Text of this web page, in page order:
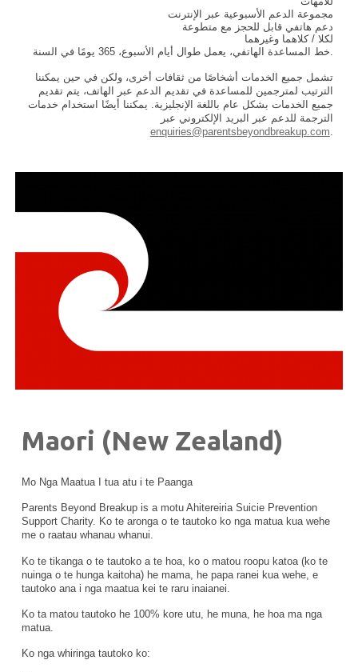
مجموعة الدعم الأسبوعية عبر الإنترنت
دعم هاتفي قابل للحجز مع متطوعة
لكلا / كلاهما وغيرهما
تشمل جميع الخدمات أشخاصًا من ثقافات أخرى، ولكن في حين يمكننا
الترتيب لمترجمين للمساعدة في تقديم الدعم عبر الهاتف، يتم تقديم
جميع الخدمات بشكل عام باللغة الإنجليزية. يمكننا أيضًا استخدام خدمات
الترجمة للدعم عبر البريد الإلكتروني عبر
enquiries@parentsbeyondbreakup.com.
Maori (New Zealand)
Mo Nga Maatua I tua atu i te Paanga
Parents Beyond Breakup is a motu Ahitereiria Suicie Prevention
Support Charity. Ko te aronga o te tautoko ko nga matua kua wehe
me o raatau whanau whanui.
Ko te tikanga o te tautoko a te hoa, ko o matou roopu katoa (ko te
nuinga o te hunga kaitoha) he mama, he papa ranei kua wehe, e
tautoko ana i nga maatua kei te raru inaianei.
Ko ta matou tautoko he 100% kore utu, he muna, he hoa ma nga
matua.
Ko nga whiringa tautoko ko: